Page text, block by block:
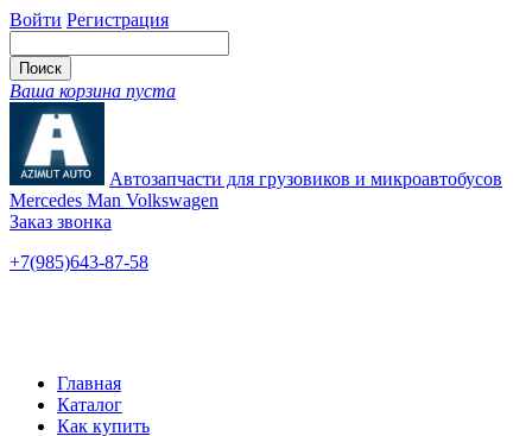
Войти Регистрация
Ваша корзина пуста
Автозапчасти для грузовиков и микроавтобусов
Mercedes Man Volkswagen
Заказ звонка
+7(985)643-87-58
Главная
Каталог
Как купить